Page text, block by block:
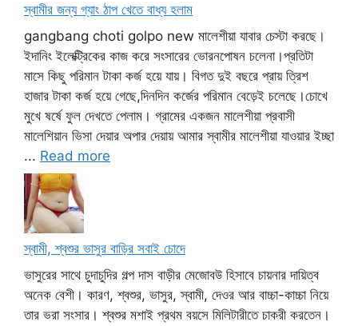
স্বামীর জন্য গ্যাং ঠাপ খেতে বাধ্য হলাম
gangbang choti golpo new মালেশীয়া যাবার চেস্টা করছে।
ইদানিং ইলেক্ট্রিকের কাজ করে সংসারের ভোরনপোষন চলেনা।প্রতিটা
মাসে কিছু পরিমান টাকা কর্জ হয়ে যায়। বিগত দুই বছরে প্রায় ত্রিশ
হাজার টাকা কর্জ হয়ে গেছে,দিনদিন কর্জের পরিমান বেড়েই চলেছে।চোখে
মুখে ষর্ষে ফুল দেখতে পেলাম। গ্রামের একজন মালেশীয়া প্রবাসী
মালেশিয়ান ভিসা দেয়ার অপার দেয়ায় আমার স্বামীর মালেশীয়া যাওয়ার ইচ্ছা
... Read more
স্বামী, শ্বশুর ভাসুর বাড়ির সবাই চোদে
ভাসুরের সাথে চুদাচুদির গল্প দাস বাড়ীর মেজোবউ হিসাবে চায়নার দায়িত্ব
অনেক বেশী। কারণ, শ্বশুর, ভাসুর, স্বামী, দেওর আর বাচ্চা-কাচ্চা নিয়ে
তার ভরা সংসার। শ্বশুর মশাই প্রথম বয়সে মিলিটারীতে চাকরী করতেন।